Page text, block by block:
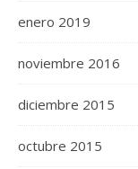
enero 2019
noviembre 2016
diciembre 2015
octubre 2015